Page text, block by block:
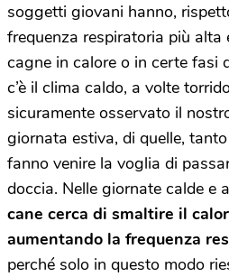
soggetti giovani hanno,
frequenza respiratoria più alta
cagne in calore o in certe fasi
c’è il clima caldo, a volte
sicuramente osservato il
giornata estiva, di quelle,
fanno venire la voglia di
doccia. Nelle giornate calde e
cane cerca di smaltire il
aumentando la frequenza
perché solo in questo modo